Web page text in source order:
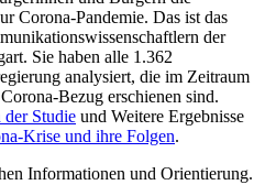
Corona-Pandemie. Das ist das
der
Sie haben alle 1.362
analysiert, die im Zeitraum
Bezug erschienen sind.
der Studie und Weitere Ergebnisse
Krise und ihre Folgen.
Informationen und Orientierung.